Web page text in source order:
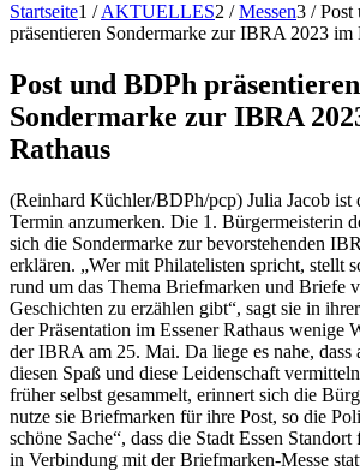
Startseite1 / AKTUELLES2 / Messen3 / Post
präsentieren Sondermarke zur IBRA 2023 im
Post und BDPh präsentieren
Sondermarke zur IBRA
Rathaus
(Reinhard Küchler/BDPh/pcp) Julia Jacob ist
Termin anzumerken. Die 1. Bürgermeisterin
sich die Sondermarke zur bevorstehenden
erklären. „Wer mit Philatelisten spricht, stellt
rund um das Thema Briefmarken und Briefe
Geschichten zu erzählen gibt“, sagt sie in
der Präsentation im Essener Rathaus wenige
der IBRA am 25. Mai. Da liege es nahe, dass
diesen Spaß und diese Leidenschaft
früher selbst gesammelt, erinnert sich die
nutze sie Briefmarken für ihre Post, so die
schöne Sache“, dass die Stadt Essen
in Verbindung mit der Briefmarken-Messe